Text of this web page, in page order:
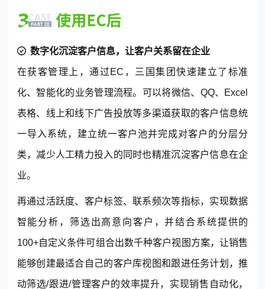
数字化沉淀客户信息，让客户关系留在企业
在获客管理上，通过EC，三国集团快速建立了标准
化、智能化的业务管理流程。可以将微信、QQ、Excel
表格、线上和线下广告投放等多渠道获取的客户信息统
一导入系统，建立统一客户池并完成对客户的分层分
类，减少人工精力投入的同时也精准沉淀客户信息在企
业。
再通过活跃度、客户标签、联系频次等指标，实现数据
智能分析，筛选出高意向客户，并结合系统提供的
100+自定义条件可组合出数千种客户视图方案，让销售
能够创建最适合自己的客户库视图和跟进任务计划，推
动筛选/跟进/管理客户的效率提升，实现销售自动化，